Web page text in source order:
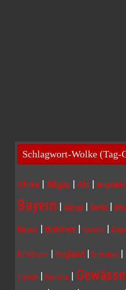
Schlagwort-Wolke (Tag-
Afrika | Allgäu | Als |
Bayern | Berge | Berlin |
Bäume | Böhmen | Cannes |
Eiffelturm | England | Erdbeben |
Fünen | Gemona |